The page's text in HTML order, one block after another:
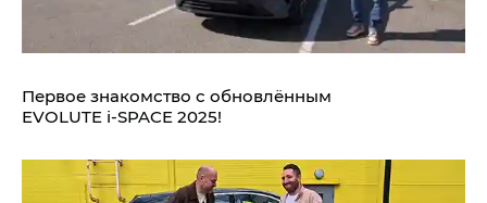
Первое знакомство с обновлённым
EVOLUTE i‑SPACE 2025!